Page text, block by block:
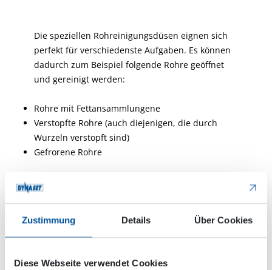
Zustimmung Details Über Cookies
Diese Webseite verwendet Cookies
Die speziellen Rohreinigungsdüsen eignen sich
perfekt für verschiedenste Aufgaben. Es können
dadurch zum Beispiel folgende Rohre geöffnet
und gereinigt werden:
Rohre mit Fettansammlungene
Verstopfte Rohre (auch diejenigen, die durch
Wurzeln verstopft sind)
Gefrorene Rohre
DYNASET PPL Hochdruck-
Rohrreinigungseinheit zum
Hochdruck-Rohrspülen
Rohrreinigungseinheit ist dessen hydraulischer